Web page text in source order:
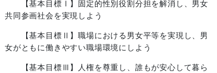
【基本目標Ⅰ】固定的性別役割分担を解消し、男女
共同参画社会を実現しよう
【基本目標Ⅱ】職場における男女平等を実現し、男
女がともに働きやすい職場環境にしよう
【基本目標Ⅲ】人権を尊重し、誰もが安心して暮ら